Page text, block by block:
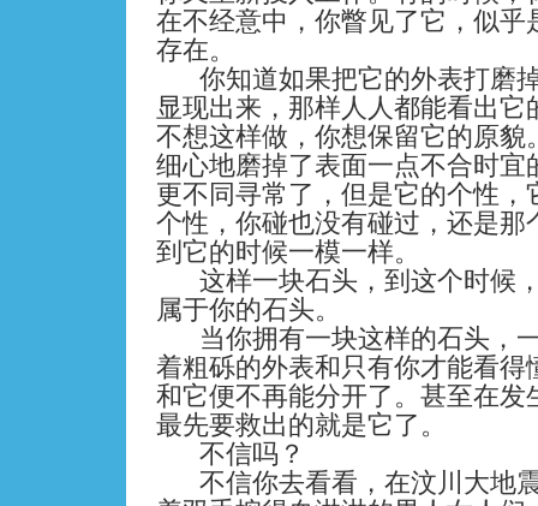
在不经意中，你瞥见了它，似乎
存在。
你知道如果把它的外表打磨
显现出来，那样人人都能看出它
不想这样做，你想保留它的原貌
细心地磨掉了表面一点不合时宜
更不同寻常了，但是它的个性，
个性，你碰也没有碰过，还是那
到它的时候一模一样。
这样一块石头，到这个时候
属于你的石头。
当你拥有一块这样的石头，
着粗砾的外表和只有你才能看得
和它便不再能分开了。甚至在发
最先要救出的就是它了。
不信吗？
不信你去看看，在汶川大地